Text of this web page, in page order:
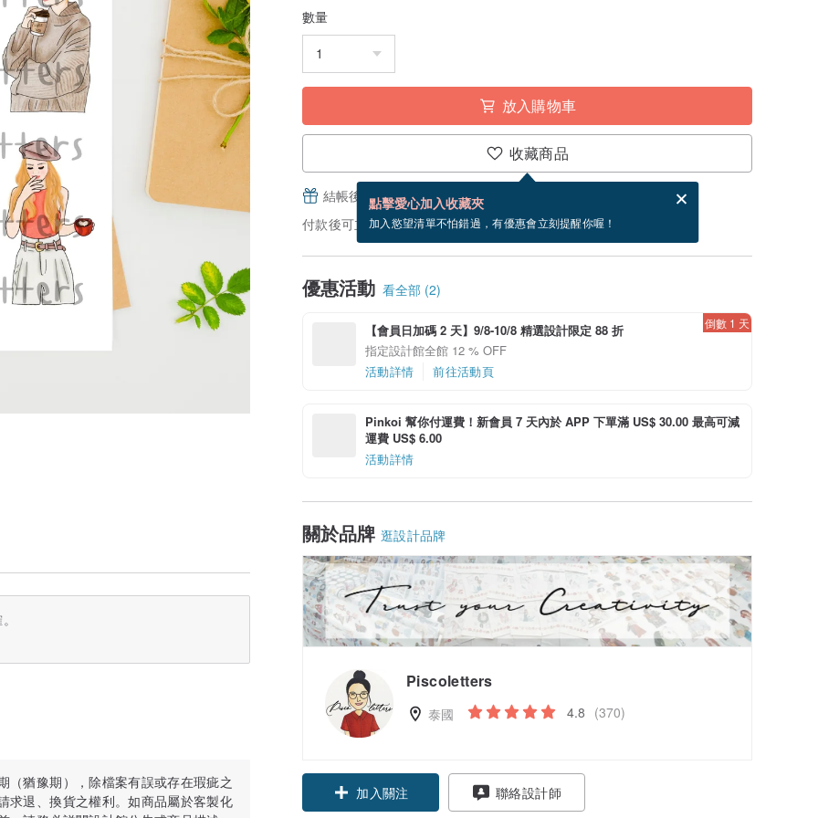
數量
放入購物車
收藏商品
點擊愛心加入收藏夾
加入慾望清單不怕錯過，有優惠會立刻提醒你喔！
結帳後填寫並分享，免費幫你寄送電子賀卡。
電子賀卡是什麼？
付款後可立即下載檔案。
優惠活動 看全部 (2)
【會員日加碼 2 天】9/8-10/8 精選設計限定 88 折
指定設計館全館 12 % OFF
活動詳情
前往活動頁
倒數 1 天
Pinkoi 幫你付運費！新會員 7 天內於 APP 下單滿 US$ 30.00 最高可減
運費 US$ 6.00
活動詳情
關於品牌 逛設計品牌
Piscoletters
泰國 4.8 (370)
領優惠券 聯絡設計師
（猶豫期），除檔案有誤或存在瑕疵之
求退、換貨之權利。如商品屬於客製化